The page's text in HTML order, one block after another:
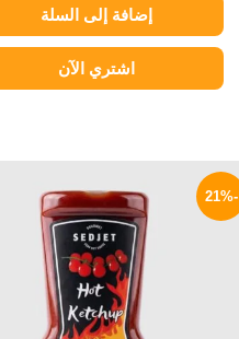
إضافة إلى السلة
اشتري الآن
-21%
الأصلي
هو:
100 EGP.